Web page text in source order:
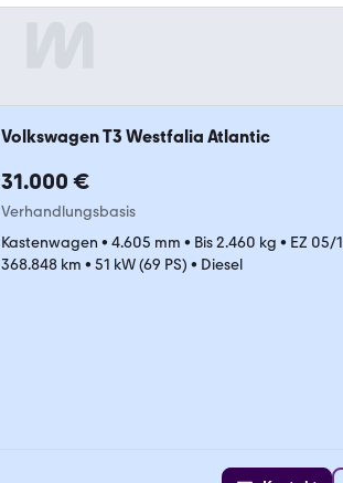
Volkswagen T3 Westfalia Atlantic
31.000 €
Verhandlungsbasis
Kastenwagen • 4.605 mm • Bis 2.460 kg • EZ 05/
368.848 km • 51 kW (69 PS) • Diesel